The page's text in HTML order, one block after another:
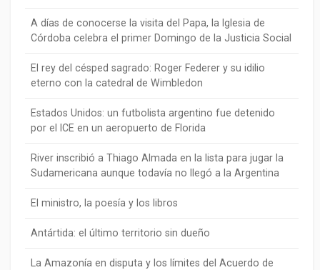
A días de conocerse la visita del Papa, la Iglesia de
Córdoba celebra el primer Domingo de la Justicia Social
El rey del césped sagrado: Roger Federer y su idilio
eterno con la catedral de Wimbledon
Estados Unidos: un futbolista argentino fue detenido
por el ICE en un aeropuerto de Florida
River inscribió a Thiago Almada en la lista para jugar la
Sudamericana aunque todavía no llegó a la Argentina
El ministro, la poesía y los libros
Antártida: el último territorio sin dueño
La Amazonía en disputa y los límites del Acuerdo de